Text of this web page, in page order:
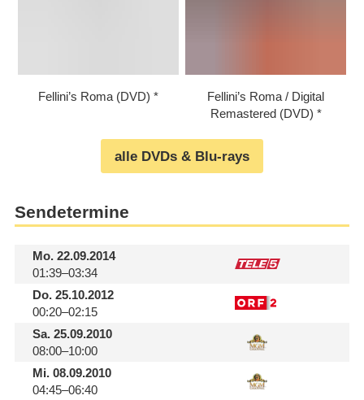
Fellini’s Roma (DVD)
Fellini’s Roma /​ Digital
Remastered (DVD)
alle DVDs & Blu-rays
Sendetermine
Mo.22.09.2014
01:39–03:34
Do.25.10.2012
00:20–02:15
Sa.25.09.2010
08:00–10:00
Mi.08.09.2010
04:45–06:40